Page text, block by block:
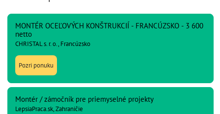
MONTÉR OCEĽOVÝCH KONŠTRUKCIÍ - FRANCÚZSKO - 3 600
netto
CHRISTAL s. r. o., Francúzsko
Pozri ponuku
Montér / zámočník pre priemyselné projekty
LepsiaPraca.sk, Zahraničie